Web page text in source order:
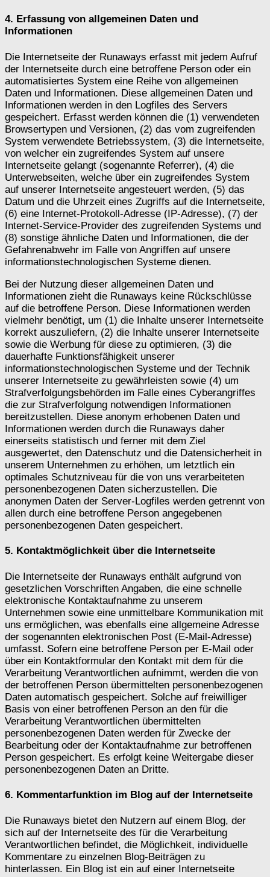
4. Erfassung von allgemeinen Daten und
Informationen
Die Internetseite der Runaways erfasst mit jedem Aufruf
der Internetseite durch eine betroffene Person oder ein
automatisiertes System eine Reihe von allgemeinen
Daten und Informationen. Diese allgemeinen Daten und
Informationen werden in den Logfiles des Servers
gespeichert. Erfasst werden können die (1) verwendeten
Browsertypen und Versionen, (2) das vom zugreifenden
System verwendete Betriebssystem, (3) die Internetseite,
von welcher ein zugreifendes System auf unsere
Internetseite gelangt (sogenannte Referrer), (4) die
Unterwebseiten, welche über ein zugreifendes System
auf unserer Internetseite angesteuert werden, (5) das
Datum und die Uhrzeit eines Zugriffs auf die Internetseite,
(6) eine Internet-Protokoll-Adresse (IP-Adresse), (7) der
Internet-Service-Provider des zugreifenden Systems und
(8) sonstige ähnliche Daten und Informationen, die der
Gefahrenabwehr im Falle von Angriffen auf unsere
informationstechnologischen Systeme dienen.
Bei der Nutzung dieser allgemeinen Daten und
Informationen zieht die Runaways keine Rückschlüsse
auf die betroffene Person. Diese Informationen werden
vielmehr benötigt, um (1) die Inhalte unserer Internetseite
korrekt auszuliefern, (2) die Inhalte unserer Internetseite
sowie die Werbung für diese zu optimieren, (3) die
dauerhafte Funktionsfähigkeit unserer
informationstechnologischen Systeme und der Technik
unserer Internetseite zu gewährleisten sowie (4) um
Strafverfolgungsbehörden im Falle eines Cyberangriffes
die zur Strafverfolgung notwendigen Informationen
bereitzustellen. Diese anonym erhobenen Daten und
Informationen werden durch die Runaways daher
einerseits statistisch und ferner mit dem Ziel
ausgewertet, den Datenschutz und die Datensicherheit in
unserem Unternehmen zu erhöhen, um letztlich ein
optimales Schutzniveau für die von uns verarbeiteten
personenbezogenen Daten sicherzustellen. Die
anonymen Daten der Server-Logfiles werden getrennt von
allen durch eine betroffene Person angegebenen
personenbezogenen Daten gespeichert.
5. Kontaktmöglichkeit über die Internetseite
Die Internetseite der Runaways enthält aufgrund von
gesetzlichen Vorschriften Angaben, die eine schnelle
elektronische Kontaktaufnahme zu unserem
Unternehmen sowie eine unmittelbare Kommunikation mit
uns ermöglichen, was ebenfalls eine allgemeine Adresse
der sogenannten elektronischen Post (E-Mail-Adresse)
umfasst. Sofern eine betroffene Person per E-Mail oder
über ein Kontaktformular den Kontakt mit dem für die
Verarbeitung Verantwortlichen aufnimmt, werden die von
der betroffenen Person übermittelten personenbezogenen
Daten automatisch gespeichert. Solche auf freiwilliger
Basis von einer betroffenen Person an den für die
Verarbeitung Verantwortlichen übermittelten
personenbezogenen Daten werden für Zwecke der
Bearbeitung oder der Kontaktaufnahme zur betroffenen
Person gespeichert. Es erfolgt keine Weitergabe dieser
personenbezogenen Daten an Dritte.
6. Kommentarfunktion im Blog auf der Internetseite
Die Runaways bietet den Nutzern auf einem Blog, der
sich auf der Internetseite des für die Verarbeitung
Verantwortlichen befindet, die Möglichkeit, individuelle
Kommentare zu einzelnen Blog-Beiträgen zu
hinterlassen. Ein Blog ist ein auf einer Internetseite